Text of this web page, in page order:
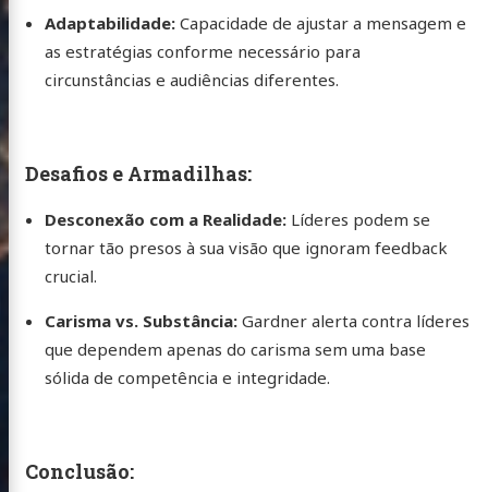
Adaptabilidade: Capacidade de ajustar a mensagem e
as estratégias conforme necessário para
circunstâncias e audiências diferentes.
Desafios e Armadilhas:
Desconexão com a Realidade: Líderes podem se
tornar tão presos à sua visão que ignoram feedback
crucial.
Carisma vs. Substância: Gardner alerta contra líderes
que dependem apenas do carisma sem uma base
sólida de competência e integridade.
Conclusão:
Twitter
EmailInstagram